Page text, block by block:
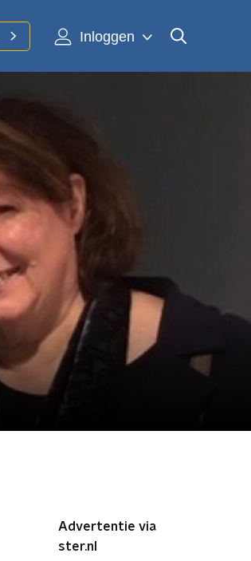
Inloggen
Advertentie via
ster.nl